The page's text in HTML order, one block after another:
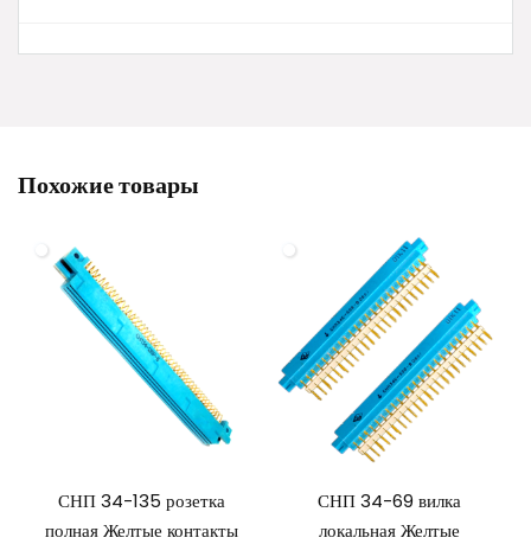
Похожие товары
СНП 34-135 розетка
полная Желтые контакты
СНП 34-69 вилка
локальная Желтые